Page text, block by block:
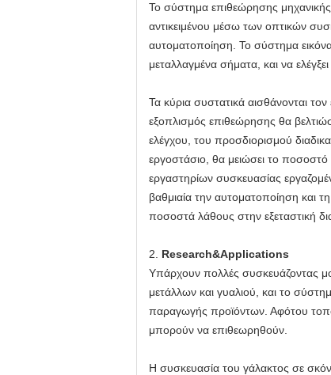
Το σύστημα επιθεώρησης μηχανικής
αντικειμένου μέσω των οπτικών
αυτοματοποίηση. Το σύστημα
μεταλλαγμένα σήματα, και να
Τα κύρια συστατικά αισθάνονται
εξοπλισμός επιθεώρησης θα
ελέγχου, του προσδιορισμού
εργοστάσιο, θα μειώσει το ποσοστό
εργαστηρίων συσκευασίας
βαθμιαία την αυτοματοποίηση και
ποσοστά λάθους στην εξεταστική
2. Research&Applications
Υπάρχουν πολλές συσκευάζοντας
μετάλλων και γυαλιού, και το
παραγωγής προϊόντων. Αφότου
μπορούν να επιθεωρηθούν.
Η συσκευασία του γάλακτος σε